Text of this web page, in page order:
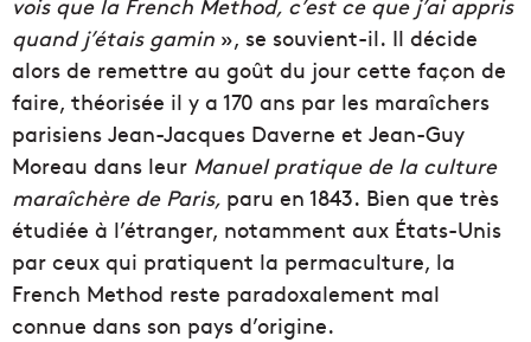
quand j’étais gamin », se souvient-il. Il décide
alors de remettre au goût du jour cette façon de
faire, théorisée il y a 170 ans par les maraîchers
parisiens Jean-Jacques Daverne et Jean-Guy
Moreau dans leur Manuel pratique de la culture
maraîchère de Paris, paru en 1843. Bien que très
étudiée à l’étranger, notamment aux États-Unis
par ceux qui pratiquent la permaculture, la
French Method reste paradoxalement mal
connue dans son pays d’origine.